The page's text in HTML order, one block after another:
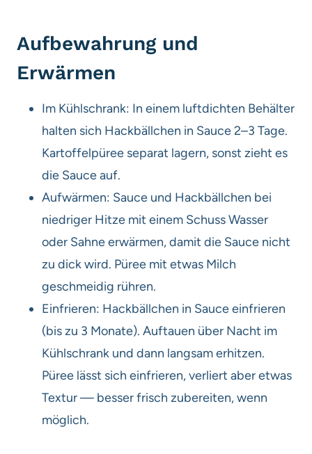
Aufbewahrung und
Erwärmen
Im Kühlschrank: In einem luftdichten Behälter
halten sich Hackbällchen in Sauce 2–3 Tage.
Kartoffelpüree separat lagern, sonst zieht es
die Sauce auf.
Aufwärmen: Sauce und Hackbällchen bei
niedriger Hitze mit einem Schuss Wasser
oder Sahne erwärmen, damit die Sauce nicht
zu dick wird. Püree mit etwas Milch
geschmeidig rühren.
Einfrieren: Hackbällchen in Sauce einfrieren
(bis zu 3 Monate). Auftauen über Nacht im
Kühlschrank und dann langsam erhitzen.
Püree lässt sich einfrieren, verliert aber etwas
Textur — besser frisch zubereiten, wenn
möglich.